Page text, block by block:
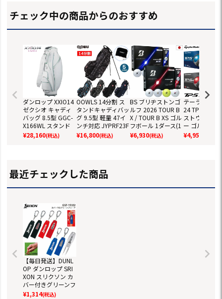
チェック中の商品からのおすすめ
ダンロップ XXIO14
ゼクシオ キャディ
バッグ 8.5型 GGC-
X166WL スタンド
バッグ レディース 2
026年モデル ダン
¥28,160(税込)
OOWLS 14分割 ス
タンドキャディバッ
グ 9.5型 軽量 47イ
ンチ対応 JYPRF23F
SB 【JYPER'Sオリ
ジナル商品】
¥16,800(税込)
BS ブリヂストンゴ
ルフ 2026 TOUR B
X / TOUR B XS ゴル
フボール 1ダース(1
2球入) ツアーB ゴ
ルフ 2026年モデル
¥6,930(税込)
テーラーメイ
24 TP5 TP5x
ストウレタン
ー ゴルフボー
ダース 全12
正規品
¥4,959
最近チェックした商品
【毎日発送】DUNL
OP ダンロップ SRI
XON スリクソン カ
バー付きグリーンフ
ォーク GGF-15322
¥1,314(税込)